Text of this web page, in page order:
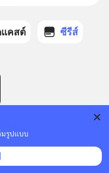
มรูปแบบ
คสต์ ซีรีส์